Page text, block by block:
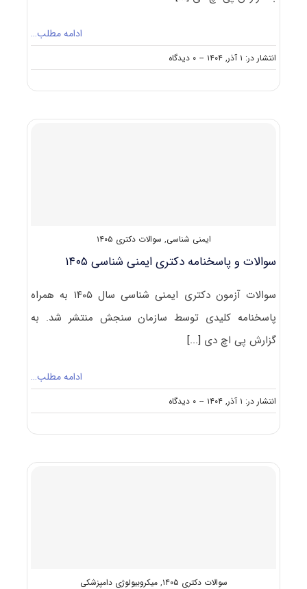
ادامه مطلب…
انتشار در: ۱ آذر, ۱۴۰۴ -- ۰ دیدگاه
on
سوالات
بیوتکنولوژی
ایمنی شناسی, سوالات دکتری ۱۴۰۵
سوالات و پاسخنامه دکتری ایمنی شناسی ۱۴۰۵
سوالات آزمون دکتری ایمنی شناسی سال ۱۴۰۵ به همراه
پاسخنامه کلیدی توسط سازمان سنجش منتشر شد. به
گزارش پی اچ دی [...]
ادامه مطلب…
انتشار در: ۱ آذر, ۱۴۰۴ -- ۰ دیدگاه
on
سوالات
ایمنی
سوالات دکتری ۱۴۰۵ ,میکروبیولوژی دامپزشکی